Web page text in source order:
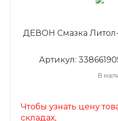
ДЕВОН Смазка Литол-
Артикул:
В
Чтобы узнать цену
складах,